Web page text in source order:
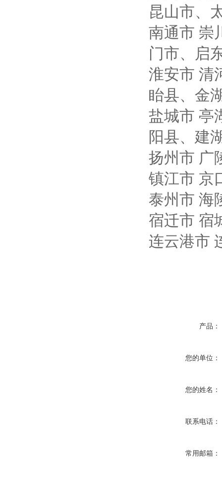
昆山市、
南通市 崇
门市、启
淮安市 清
眙县、金
盐城市 亭
阳县、建
扬州市 广
镇江市 京
泰州市 海
宿迁市 宿
连云港市
产品：
您的单位：
您的姓名：
联系电话：
常用邮箱：